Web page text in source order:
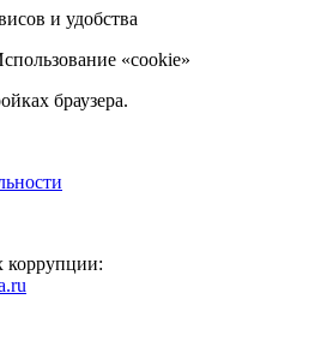
и удобства
«cookie»
браузера.
коррупции: